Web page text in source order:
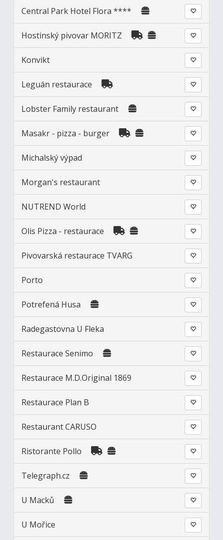
Central Park Hotel Flora ****
Hostinský pivovar MORITZ
Konvikt
Leguán restaurace
Lobster Family restaurant
Masakr - pizza - burger
Michalský výpad
Morgan's restaurant
NUTREND World
Olis Pizza - restaurace
Pivovarská restaurace TVARG
Porto
Potrefená Husa
Radegastovna U Fleka
Restaurace Senimo
Restaurace M.D.Original 1869
Restaurace Plan B
Restaurant CARUSO
Ristorante Pollo
Telegraph.cz
U Macků
U Mořice